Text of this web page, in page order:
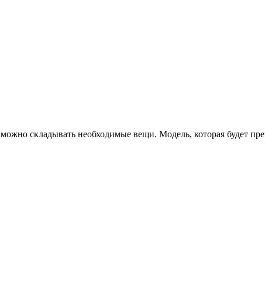
складывать необходимые вещи. Модель, которая будет